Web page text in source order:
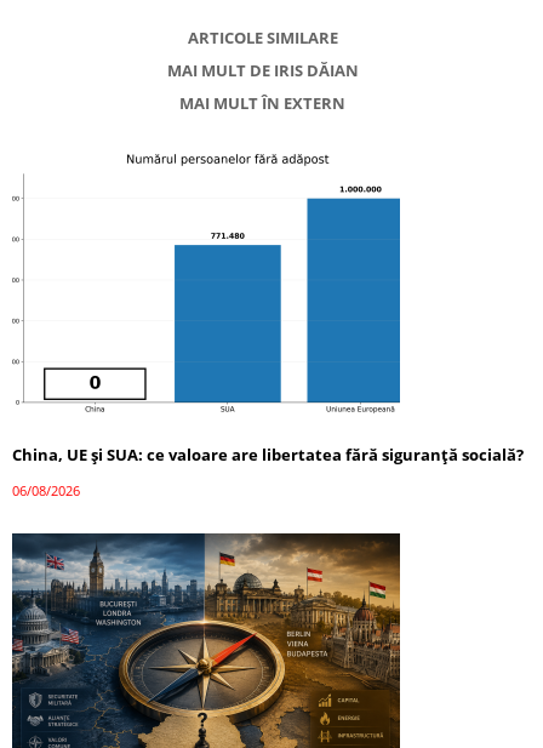
ARTICOLE SIMILARE
MAI MULT DE IRIS DĂIAN
MAI MULT ÎN EXTERN
China, UE și SUA: ce valoare are libertatea fără siguranță socială?
06/08/2026